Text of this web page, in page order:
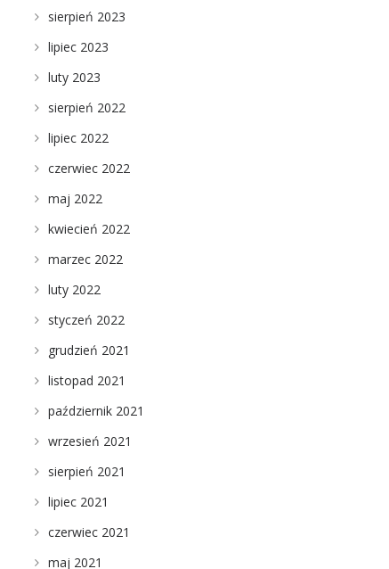
sierpień 2023
lipiec 2023
luty 2023
sierpień 2022
lipiec 2022
czerwiec 2022
maj 2022
kwiecień 2022
marzec 2022
luty 2022
styczeń 2022
grudzień 2021
listopad 2021
październik 2021
wrzesień 2021
sierpień 2021
lipiec 2021
czerwiec 2021
maj 2021